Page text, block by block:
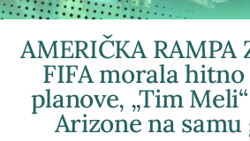
AMERIČKA RAMPA
FIFA morala
planove, „Tim
Arizone na